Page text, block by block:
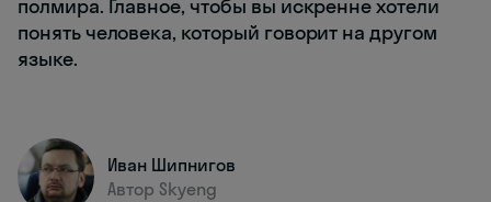
полмира. Главное, чтобы вы искренне хотели
понять человека, который говорит на другом
языке.
Иван Шипнигов
Автор Skyeng